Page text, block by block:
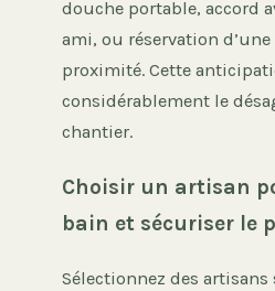
douche portable, accord
ami, ou réservation
proximité. Cette
considérablement le
chantier.
Choisir un artisan
bain et sécuriser le
Sélectionnez des artisans